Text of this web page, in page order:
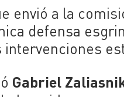
envió a la
defensa
Gabriel